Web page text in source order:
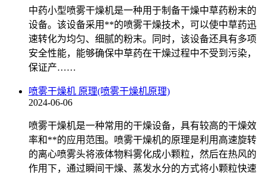
中药小型喷雾干燥机是一种用于制备干燥中草药粉末的
设备。该设备采用**的喷雾干燥技术，可以使中草药迅
速转化为均匀、细腻的粉末。同时，该设备还具有多项
安全性能，能够确保中草药在干燥过程中不受到污染，
保证产……
喷雾干燥机 原理(喷雾干燥机原理)
2024-06-06
喷雾干燥机是一种常用的干燥设备，具有较高的干燥效
率和**的应用范围。喷雾干燥机的原理是利用高速旋转
的离心喷雾头将液体物料雾化成小颗粒，然后在热风的
作用下，通过瞬间干燥、蒸发水分的方式将小颗粒快速